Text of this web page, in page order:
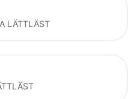
LÄTTLÄST